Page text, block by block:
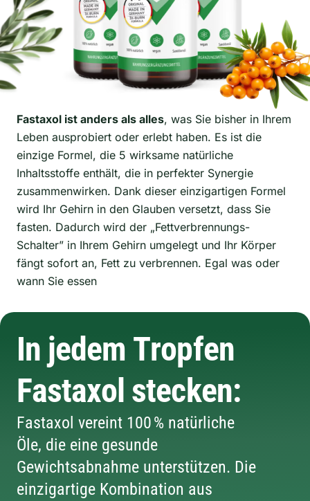
Fastaxol ist anders als alles, was Sie bisher in Ihrem
Leben ausprobiert oder erlebt haben. Es ist die
einzige Formel, die 5 wirksame natürliche
Inhaltsstoffe enthält, die in perfekter Synergie
zusammenwirken. Dank dieser einzigartigen Formel
wird Ihr Gehirn in den Glauben versetzt, dass Sie
fasten. Dadurch wird der „Fettverbrennungs-
Schalter” in Ihrem Gehirn umgelegt und Ihr Körper
fängt sofort an, Fett zu verbrennen. Egal was oder
wann Sie essen
In jedem Tropfen
Fastaxol stecken:
Fastaxol vereint 100 % natürliche
Öle, die eine gesunde
Gewichtsabnahme unterstützen. Die
einzigartige Kombination aus